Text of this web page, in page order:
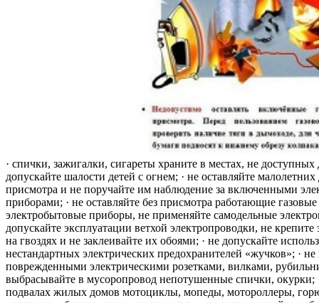
· спички, зажигалки, сигареты храните в местах, не доступных
допускайте шалости детей с огнем; · не оставляйте малолетних
присмотра и не поручайте им наблюдение за включенными
приборами; · не оставляйте без присмотра работающие
электробытовые приборы, не применяйте самодельные
допускайте эксплуатации ветхой электропроводки, не крепите
на гвоздях и не заклеивайте их обоями; · не допускайте
нестандартных электрических предохранителей «жучков»; · не
поврежденными электрическими розетками, вилками,
выбрасывайте в мусоропровод непотушенные спички, окурки;
подвалах жилых домов мотоциклы, мопеды, мотороллеры,